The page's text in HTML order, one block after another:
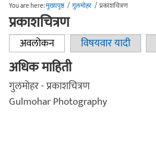
You are here:मुख्यपृष्ठ / गुलमोहर / प्रकाशचित्रण
प्रकाशचित्रण
Primary tabs
अवलोकन(active tab)विषयवार यादी
अधिक माहिती
गुलमोहर - प्रकाशचित्रण
Gulmohar Photography